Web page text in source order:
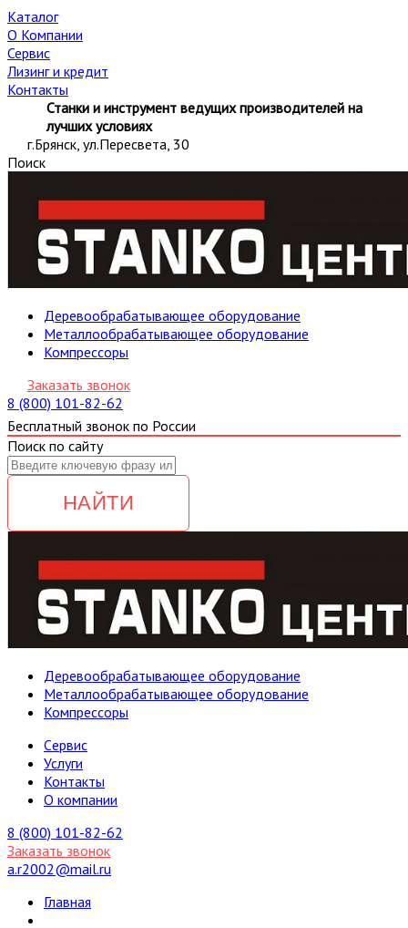
Каталог
О Компании
Сервис
Лизинг и кредит
Контакты
Станки и инструмент ведущих производителей на
лучших условиях
г.Брянск, ул.Пересвета, 30
Поиск
Деревообрабатывающее оборудование
Металлообрабатывающее оборудование
Компрессоры
Заказать звонок
8 (800) 101-82-62
Бесплатный звонок по России
Поиск по сайту
НАЙТИ
Деревообрабатывающее оборудование
Металлообрабатывающее оборудование
Компрессоры
Cервис
Услуги
Контакты
О компании
8 (800) 101-82-62
Заказать звонок
a.r2002@mail.ru
Главная